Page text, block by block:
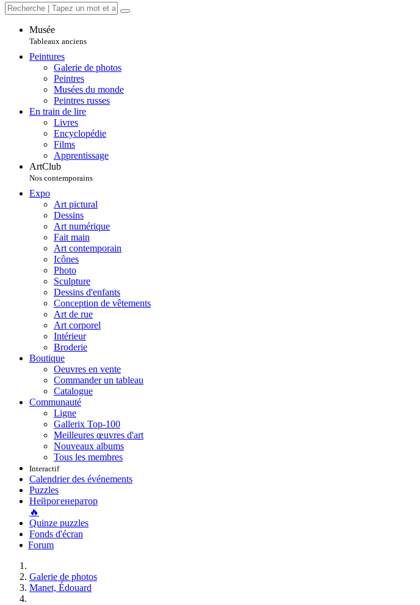
Musée
Tableaux anciens
Peintures
Galerie de photos
Peintres
Musées du monde
Peintres russes
En train de lire
Livres
Encyclopédie
Films
Apprentissage
ArtClub
Nos contemporains
Expo
Art pictural
Dessins
Art numérique
Fait main
Art contemporain
Icônes
Photo
Sculpture
Dessins d'enfants
Conception de vêtements
Art de rue
Art corporel
Intérieur
Broderie
Boutique
Oeuvres en vente
Commander un tableau
Catalogue
Communauté
Ligne
Gallerix Top-100
Meilleures œuvres d'art
Nouveaux albums
Tous les membres
Interactif
Calendrier des événements
Puzzles
Нейрогенератор
🔥
Quinze puzzles
Fonds d'écran
Forum
Galerie de photos
Manet, Édouard